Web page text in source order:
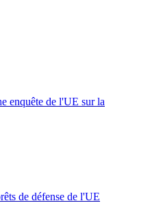
enquête de l'UE sur la
de défense de l'UE